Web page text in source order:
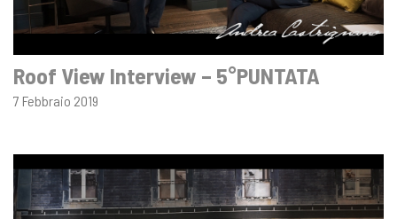
Roof View Interview – 5°PUNTATA
7 Febbraio 2019